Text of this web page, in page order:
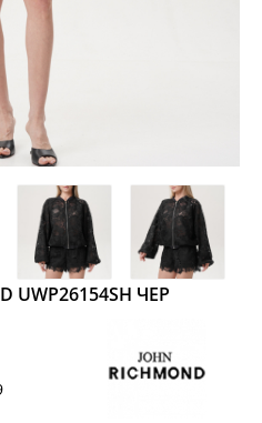
UWP26154SH ЧЕР